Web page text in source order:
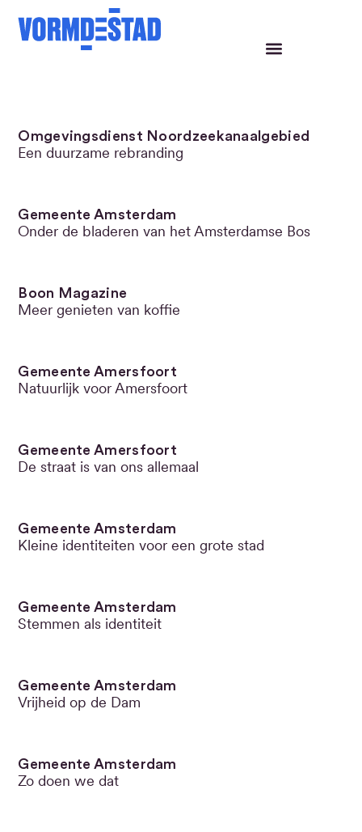
Omgevingsdienst Noordzeekanaalgebied
Een duurzame rebranding
Gemeente Amsterdam
Onder de bladeren van het Amsterdamse Bos
Boon Magazine
Meer genieten van koffie
Gemeente Amersfoort
Natuurlijk voor Amersfoort
Gemeente Amersfoort
De straat is van ons allemaal
Gemeente Amsterdam
Kleine identiteiten voor een grote stad
Gemeente Amsterdam
Stemmen als identiteit
Gemeente Amsterdam
Vrijheid op de Dam
Gemeente Amsterdam
Zo doen we dat